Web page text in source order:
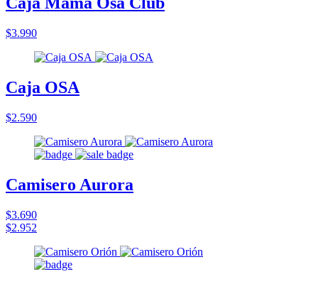
$3.990
Caja OSA
$2.590
Camisero Aurora
$3.690
$2.952